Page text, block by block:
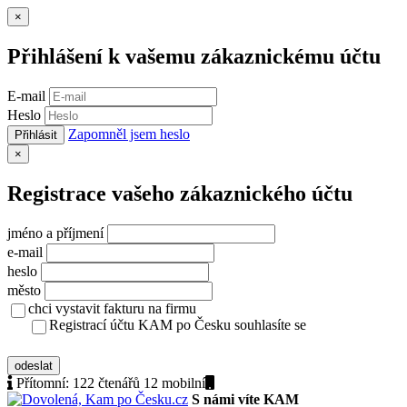
×
Přihlášení k vašemu zákaznickému účtu
E-mail
Heslo
Přihlásit Zapomněl jsem heslo
×
Registrace vašeho zákaznického účtu
jméno a příjmení
e-mail
heslo
město
chci vystavit fakturu na firmu
Registrací účtu KAM po Česku souhlasíte se
odeslat
Přítomní: 122 čtenářů 12 mobilní
S námi víte KAM